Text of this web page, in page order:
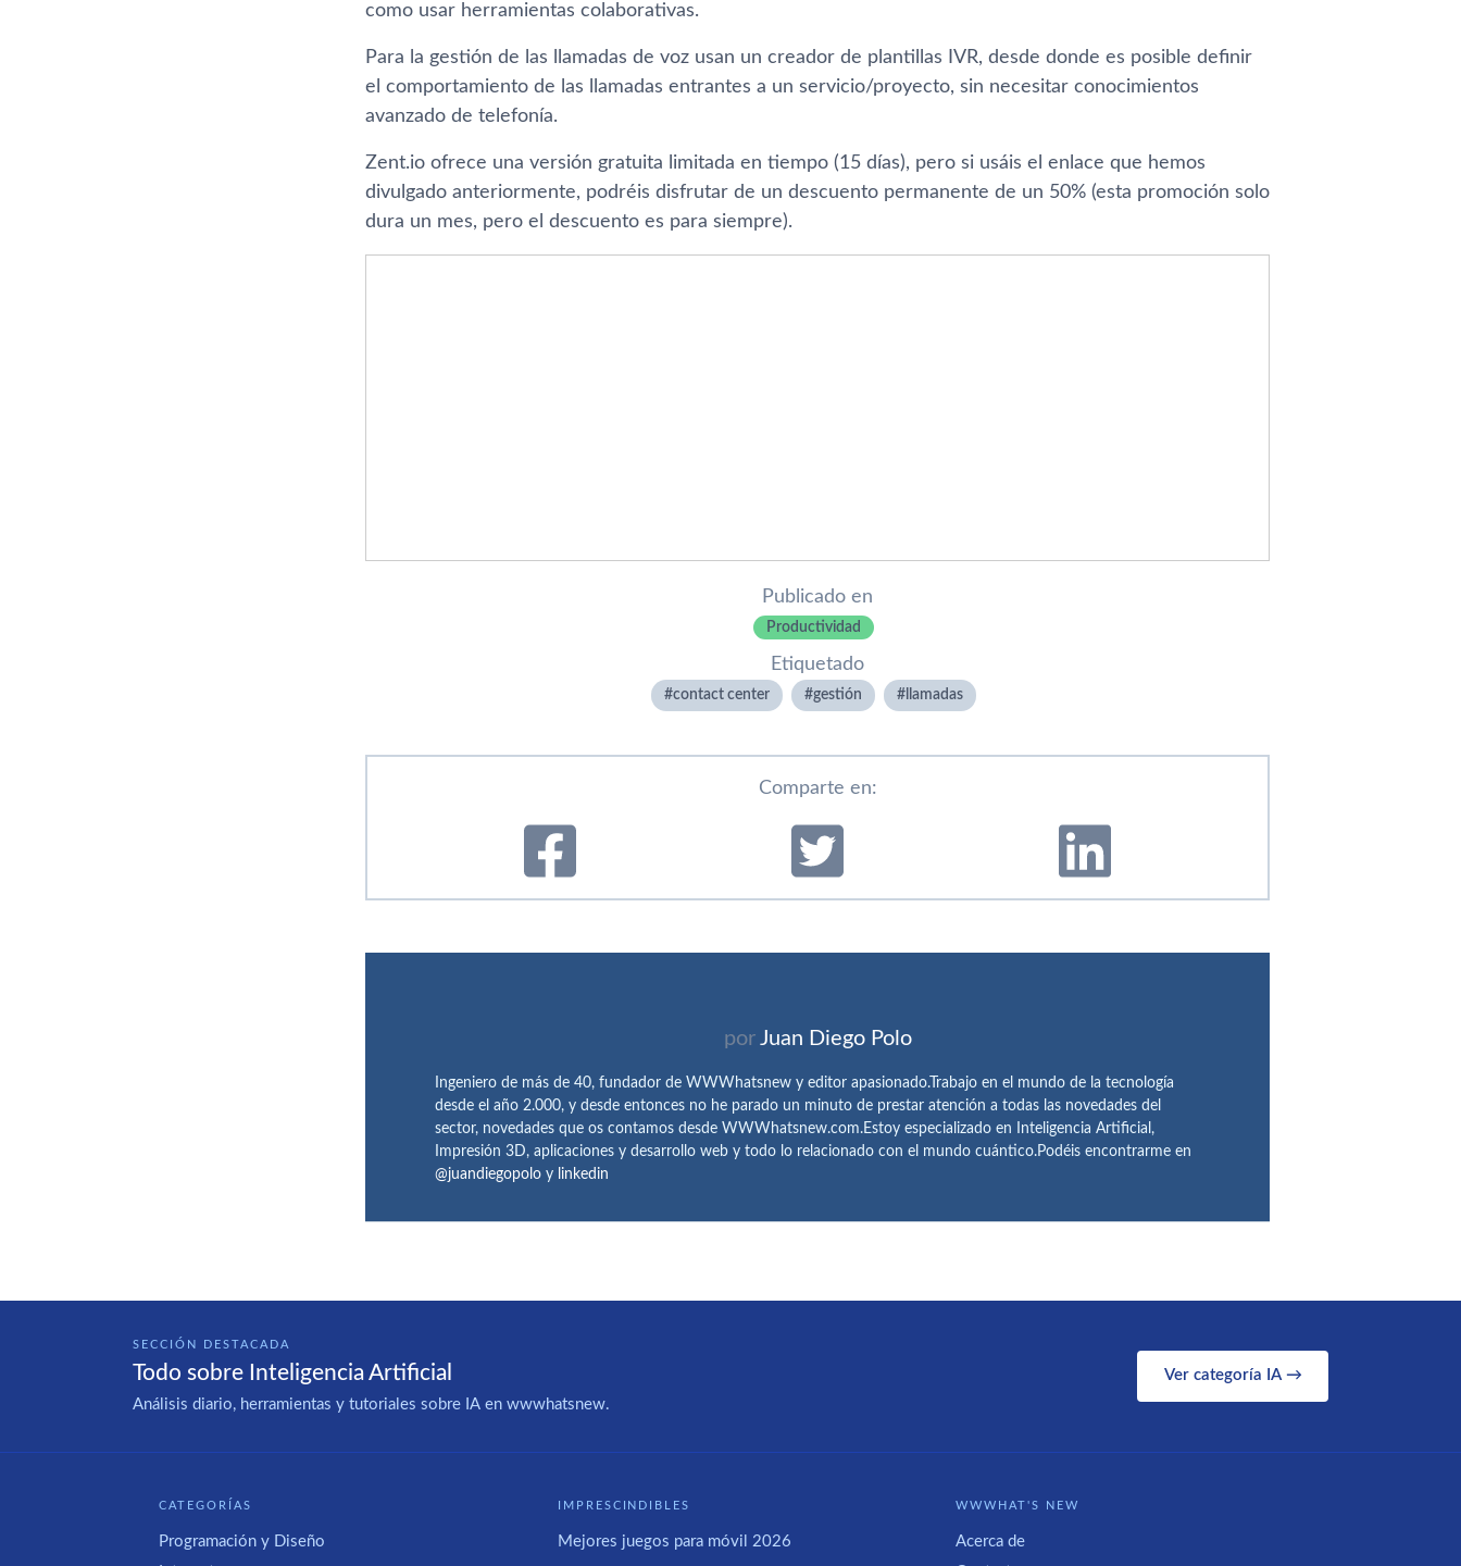
como usar herramientas colaborativas.
Para la gestión de las llamadas de voz usan un creador de plantillas IVR, desde donde es posible definir
el comportamiento de las llamadas entrantes a un servicio/proyecto, sin necesitar conocimientos
avanzado de telefoní­a.
Zent.io ofrece una versión gratuita limitada en tiempo (15 dí­as), pero si usáis el enlace que hemos
divulgado anteriormente, podréis disfrutar de un descuento permanente de un 50% (esta promoción solo
dura un mes, pero el descuento es para siempre).
Publicado en
Productividad
Etiquetado
contact center gestión llamadas
Comparte en:
por Juan Diego Polo
Ingeniero de más de 40, fundador de WWWhatsnew y editor apasionado.Trabajo en el mundo de la tecnología
desde el año 2.000, y desde entonces no he parado un minuto de prestar atención a todas las novedades del
sector, novedades que os contamos desde WWWhatsnew.com.Estoy especializado en Inteligencia Artificial,
Impresión 3D, aplicaciones y desarrollo web y todo lo relacionado con el mundo cuántico.Podéis encontrarme en
@juandiegopolo y linkedin
SECCIÓN DESTACADA
Todo sobre Inteligencia Artificial
Análisis diario, herramientas y tutoriales sobre IA en wwwhatsnew.
Ver categoría IA →
CATEGORÍAS
Programación y Diseño
IMPRESCINDIBLES
Mejores juegos para móvil 2026
WWWHAT'S NEW
Acerca de